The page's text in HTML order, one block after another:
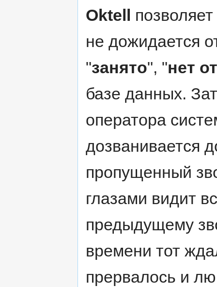
Oktell
не дожидается
"занято", "нет
базе данных.
оператора
дозванивается
пропущенный
глазами видит
предыдущему
времени тот
прервалось и